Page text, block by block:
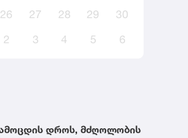
26 27 28 29
30
2 3 4 5 6
დროს, მძღოლობის